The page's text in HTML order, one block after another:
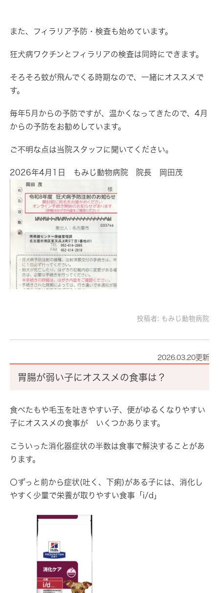
また、フィラリア予防・検査も始めています。
狂犬病ワクチンとフィラリアの検査は同時にできます。
そろそろ蚊が飛んでくる時期なので、一緒にオススメで
す。
毎年5月からの予防ですが、温かくなってきたので、4月
からの予防をお勧めしています。
ご不明な点は当院スタッフに聞いてください。
2026年4月1日 もみじ動物病院 院長 岡田茂
投稿者: もみじ動物病院
2026.03.20更新
胃腸が弱い子にオススメの食事は？
食べたもや毛玉を吐きやすい子、便がゆるくなりやすい
子にオススメの食事が いくつかあります。
こういった消化器症状の半数は食事で解決することがあ
ります。
〇ずっと前から症状(吐く、下痢)がある子には、消化し
やすく少量で栄養が取りやすい食事「i/d」